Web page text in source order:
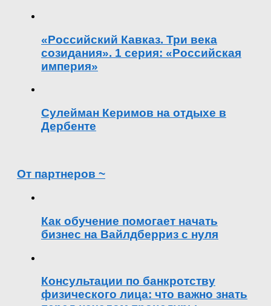
«Российский Кавказ. Три века
созидания». 1 серия: «Российская
империя»
Сулейман Керимов на отдыхе в
Дербенте
От партнеров ~
Как обучение помогает начать
бизнес на Вайлдберриз с нуля
Консультации по банкротству
физического лица: что важно знать